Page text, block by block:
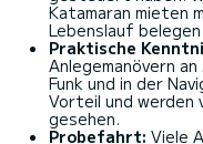
Katamaran mieten
Lebenslauf belegen
Praktische
Anlegemanövern
Funk und in der
Vorteil und werden
gesehen.
Probefahrt: Viele